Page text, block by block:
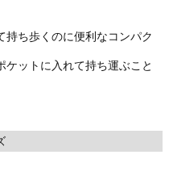
持ち歩くのに便利なコンパク
ットに入れて持ち運ぶこと